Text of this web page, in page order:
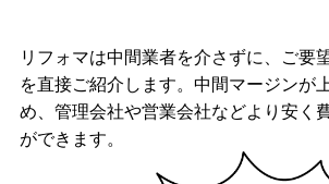
リフォマは中間業者を介さずに、ご要
を直接ご紹介します。中間マージンが
め、管理会社や営業会社などより安く
ができます。